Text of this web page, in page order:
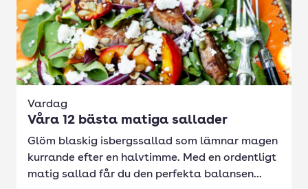
Vardag
Våra 12 bästa matiga sallader
Glöm blaskig isbergssallad som lämnar magen
kurrande efter en halvtimme. Med en ordentligt
matig sallad får du den perfekta balansen...